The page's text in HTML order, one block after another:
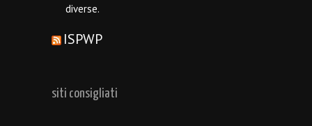
diverse.
ISPWP
siti consigliati